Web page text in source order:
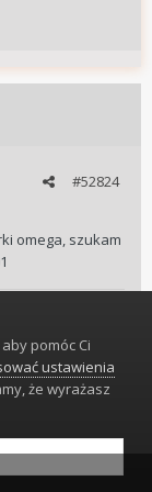
#52824
omega, szukam
aby pomóc Ci
ustawienia
że wyrażasz